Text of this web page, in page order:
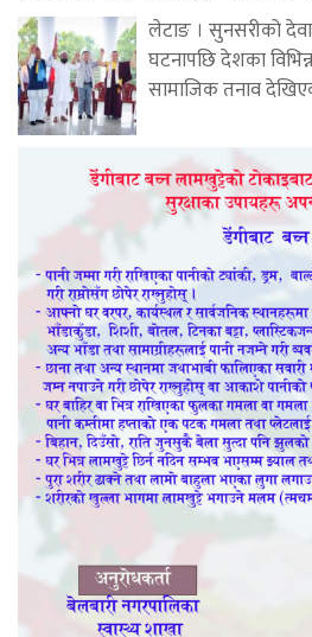
लेटाङ । सुनसरीको
घटनापछि देशका
सामाजिक तनाव